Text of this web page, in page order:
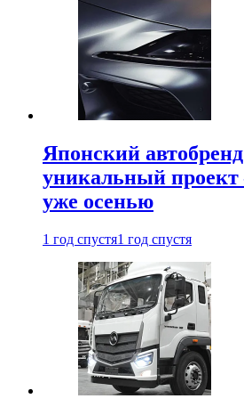
Японский автобренд
уникальный
уже осенью
1 год спустя1 год спустя